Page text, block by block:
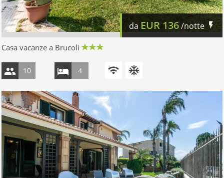
da EUR 136/notte
Casa vacanze a Brucoli
10 4